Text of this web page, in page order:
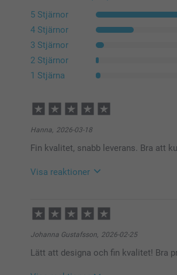
5 Stjärnor
4 Stjärnor
3 Stjärnor
2 Stjärnor
1 Stjärna
Hanna, 2026-03-18
Fin kvalitet, snabb leverans. Bra att
Visa reaktioner
08:16
Hej Hanna!
Stort tack för dina ⭐️⭐️⭐️⭐️⭐️
Varma hälsningar
Johanna Gustafsson, 2026-02-25
Lätt att designa och fin kvalitet! Bra